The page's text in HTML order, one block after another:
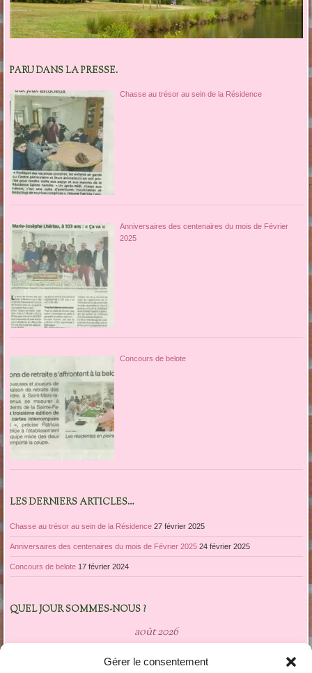
Gérer le consentement
PARU DANS LA PRESSE.
Chasse au trésor au sein de la Résidence
Anniversaires des centenaires du mois de Février
2025
Concours de belote
LES DERNIERS ARTICLES…
Chasse au trésor au sein de la Résidence 27 février 2025
Anniversaires des centenaires du mois de Février 2025 24 février 2025
Concours de belote 17 février 2024
QUEL JOUR SOMMES-NOUS ?
août 2026